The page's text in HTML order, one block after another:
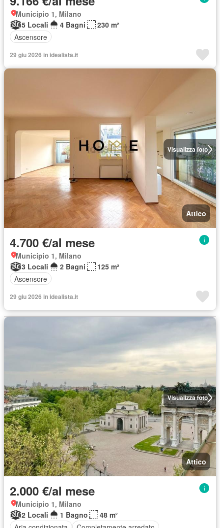
Municipio 1, Milano
5 Locali
4 Bagni
230 m²
Ascensore
29 giu 2026 in idealista.it
Visualizza foto
Attico
4.700 €/al mese
Municipio 1, Milano
3 Locali
2 Bagni
125 m²
Ascensore
29 giu 2026 in idealista.it
Visualizza foto
Attico
2.000 €/al mese
Municipio 1, Milano
2 Locali
1 Bagno
48 m²